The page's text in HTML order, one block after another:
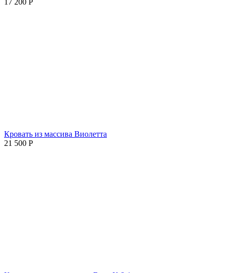
Кровать из массива Виолетта
21 500 Р